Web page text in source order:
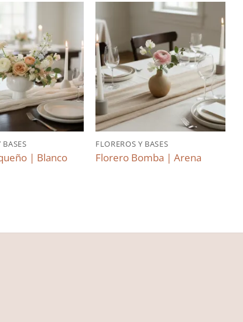
BASES
| Blanco
FLOREROS Y BASES
Florero Bomba | Arena